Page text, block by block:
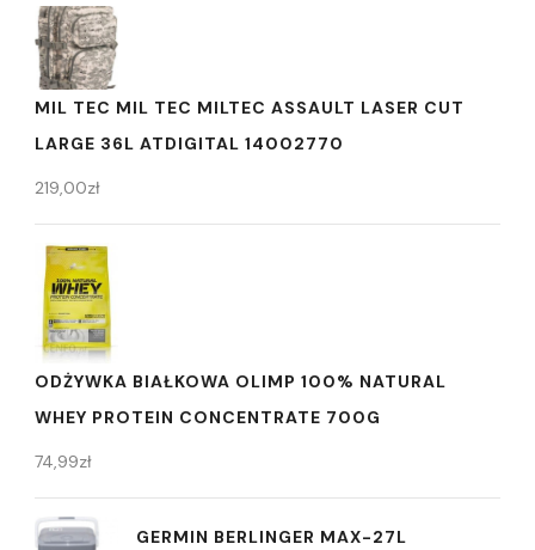
MIL TEC MIL TEC MILTEC ASSAULT LASER CUT
LARGE 36L ATDIGITAL 14002770
219,00zł
ODŻYWKA BIAŁKOWA OLIMP 100% NATURAL
WHEY PROTEIN CONCENTRATE 700G
74,99zł
GERMIN BERLINGER MAX-27L